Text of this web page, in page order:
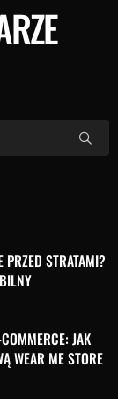
PRZED STRATAMI?
JAK
WEAR ME STORE